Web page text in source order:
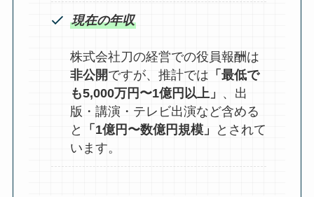
現在の年収
株式会社刀の経営での役員報酬は
非公開ですが、推計では 「最低で
も5,000万円〜1億円以上」 、出
版・講演・テレビ出演など含める
と
「1億円〜数億円規模」
とされて
います。